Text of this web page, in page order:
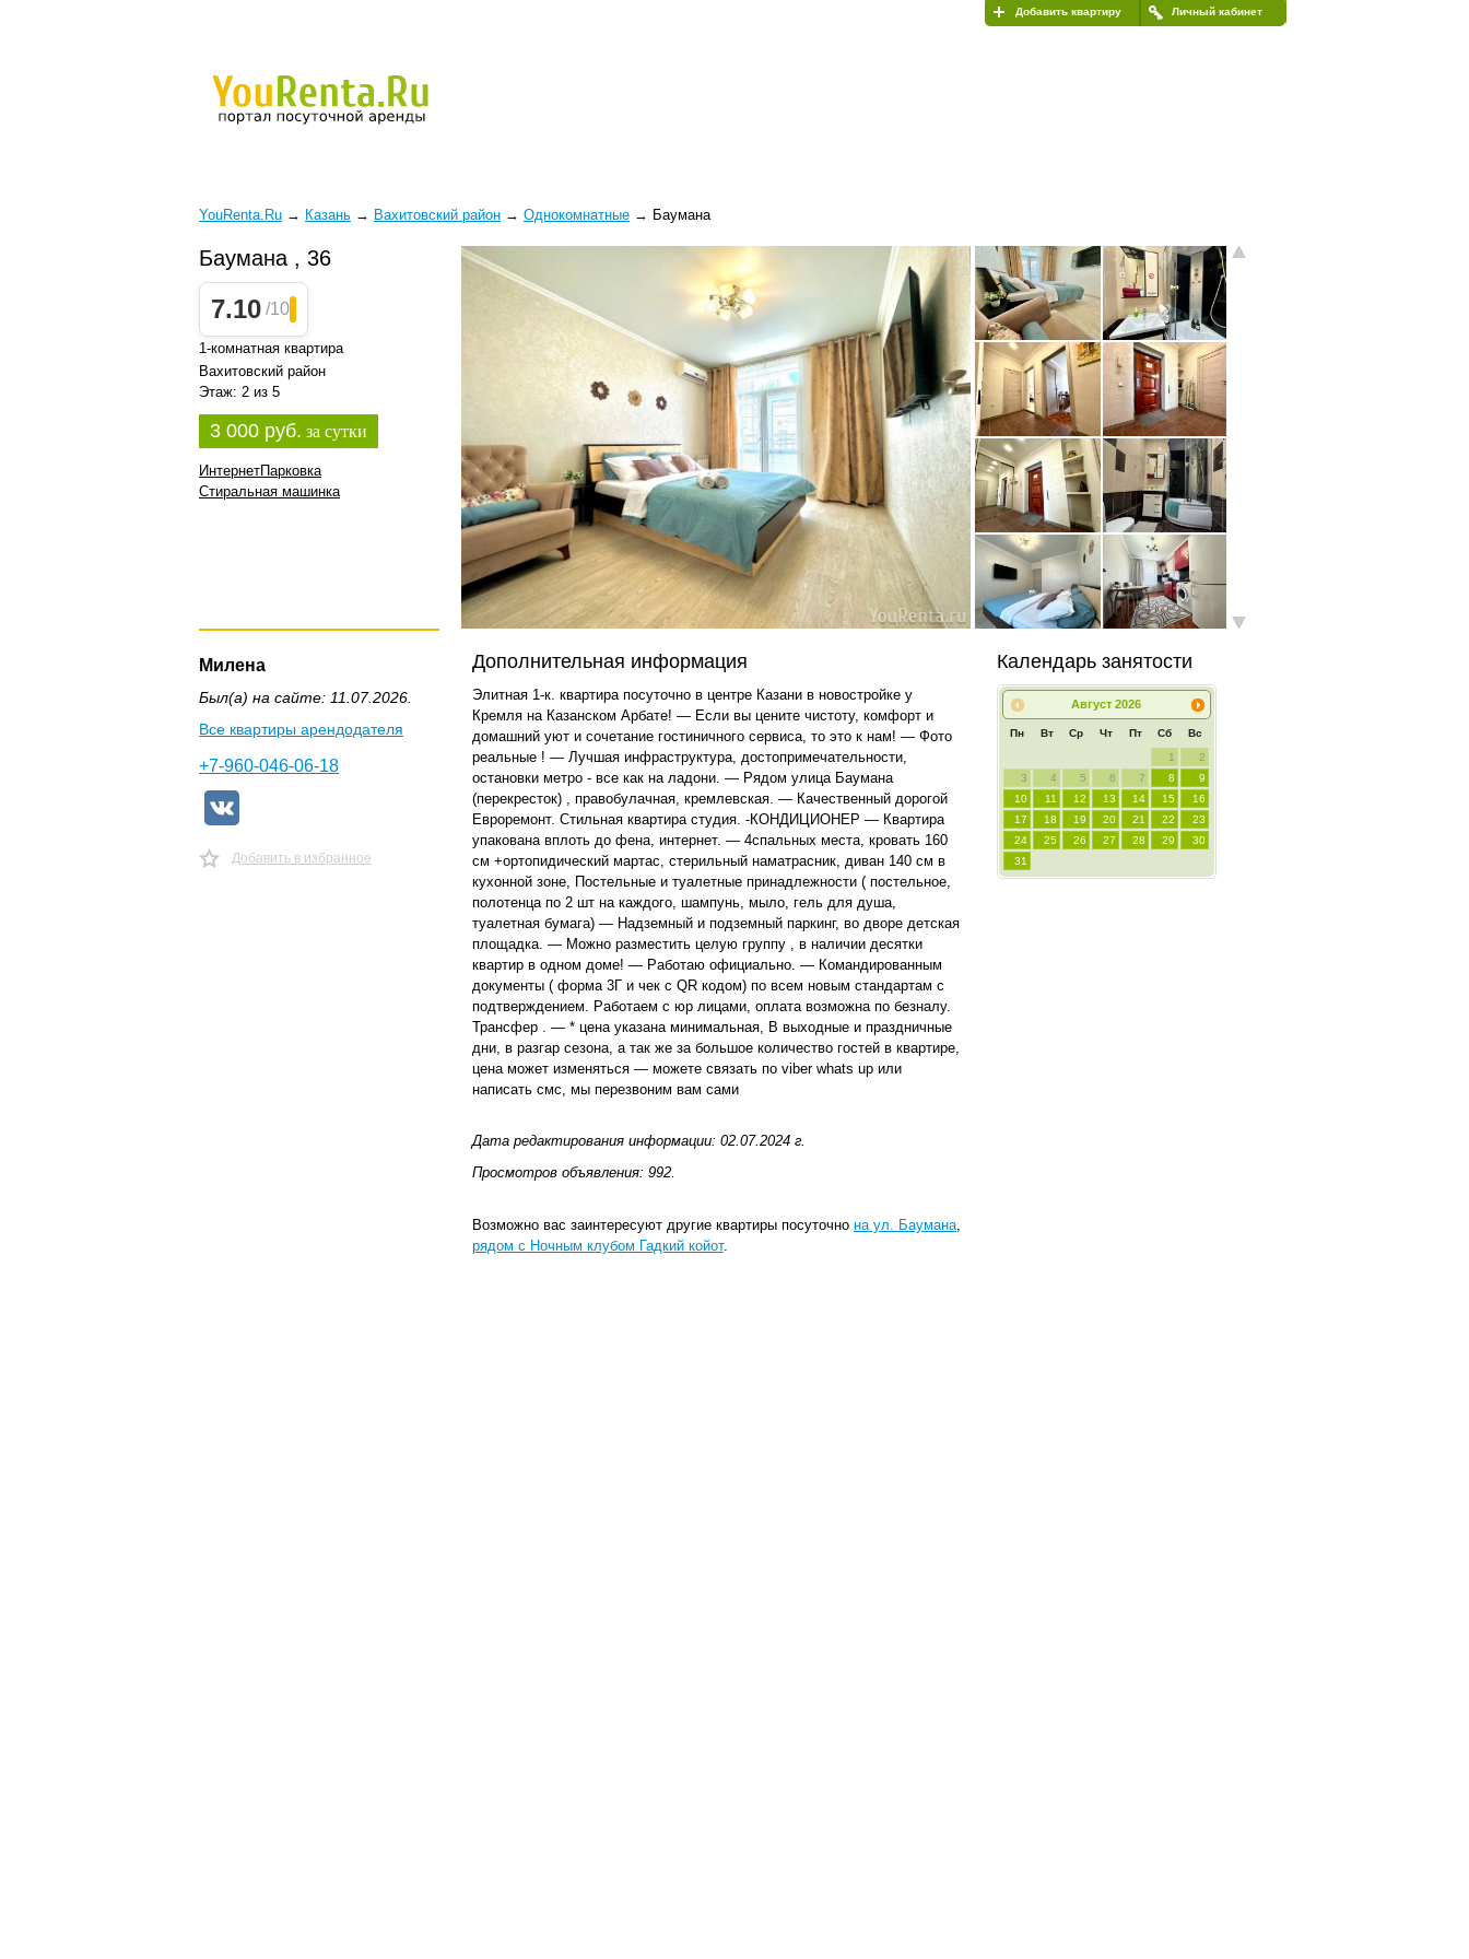
Личный кабинет
Добавить квартиру
YouRenta.Ru → Казань → Вахитовский район → Однокомнатные → Баумана
Баумана , 36
7.10 /10
1-комнатная квартира
Вахитовский район
Этаж: 2 из 5
3 000 руб. за сутки
ИнтернетПарковка
Стиральная машинка
Милена
Был(а) на сайте: 11.07.2026.
Все квартиры арендодателя
+7-960-046-06-18
Добавить в избранное
Дополнительная информация
Элитная 1-к. квартира посуточно в центре Казани в новостройке у
Кремля на Казанском Арбате! — Если вы цените чистоту, комфорт и
домашний уют и сочетание гостиничного сервиса, то это к нам! — Фото
реальные ! — Лучшая инфраструктура, достопримечательности,
остановки метро - все как на ладони. — Рядом улица Баумана
(перекресток) , правобулачная, кремлевская. — Качественный дорогой
Евроремонт. Стильная квартира студия. -КОНДИЦИОНЕР — Квартира
упакована вплоть до фена, интернет. — 4спальных места, кровать 160
см +ортопидический мартас, стерильный наматрасник, диван 140 см в
кухонной зоне, Постельные и туалетные принадлежности ( постельное,
полотенца по 2 шт на каждого, шампунь, мыло, гель для душа,
туалетная бумага) — Надземный и подземный паркинг, во дворе детская
площадка. — Можно разместить целую группу , в наличии десятки
квартир в одном доме! — Работаю официально. — Командированным
документы ( форма 3Г и чек с QR кодом) по всем новым стандартам с
подтверждением. Работаем с юр лицами, оплата возможна по безналу.
Трансфер . — * цена указана минимальная, В выходные и праздничные
дни, в разгар сезона, а так же за большое количество гостей в квартире,
цена может изменяться — можете связать по viber whats up или
написать смс, мы перезвоним вам сами
Дата редактирования информации: 02.07.2024 г.
Просмотров объявления: 992.
Возможно вас заинтересуют другие квартиры посуточно на ул. Баумана,
рядом с Ночным клубом Гадкий койот.
Календарь занятости
Август 2026
Пн Вт Ср Чт Пт Сб Вс
1
2
3
4 5 6 7 8
9
10
11 12 13 14 15
16
17
18 19 20 21 22
23
24
25 26 27 28 29
30
31